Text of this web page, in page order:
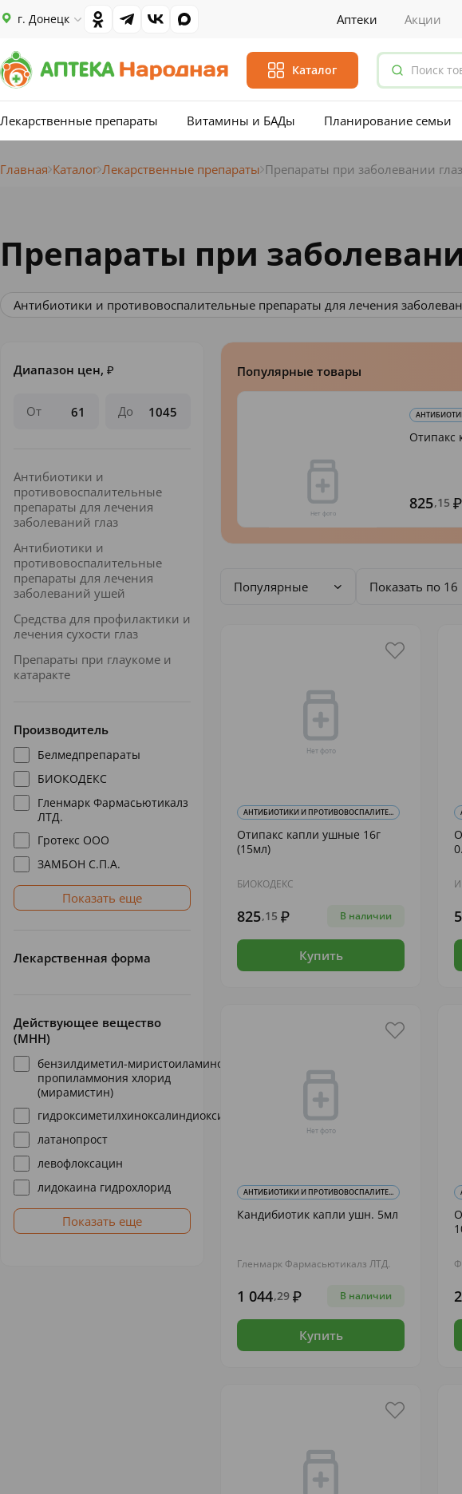
г. Донецк Аптеки Акции
Каталог
Лекарственные препараты Витамины и БАДы Планирование семьи
Главная Каталог Лекарственные препараты Препараты при заболевании
Препараты при
Антибиотики и противовоспалительные препараты для лечения
Диапазон цен, ₽
От До
Антибиотики и
противовоспалительные
препараты для лечения
заболеваний глаз
Антибиотики и
противовоспалительные
препараты для лечения
заболеваний ушей
Средства для профилактики и
лечения сухости глаз
Препараты при глаукоме и
катаракте
Производитель
Белмедпрепараты
БИОКОДЕКС
Гленмарк Фармасьютикалз
ЛТД.
Гротекс ООО
ЗАМБОН С.П.А.
Показать еще
Лекарственная форма
Действующее вещество
(МНН)
бензилдиметил-миристоиламино-
пропиламмония хлорид
(мирамистин)
гидроксиметилхиноксалиндиоксид
латанопрост
левофлоксацин
лидокаина гидрохлорид
Показать еще
Популярные товары
Отипакс
825,15
Популярные Показать по 16
АНТИБИОТИКИ И ПРОТИВОВОСПАЛИТЕ...
Отипакс капли ушные 16г
(15мл)
БИОКОДЕКС
825,15 В наличии
Купить
АНТИБИОТИКИ И ПРОТИВОВОСПАЛИТЕ...
Кандибиотик капли ушн. 5мл
Гленмарк Фармасьютикалз ЛТД.
1 044,29 В наличии
Купить